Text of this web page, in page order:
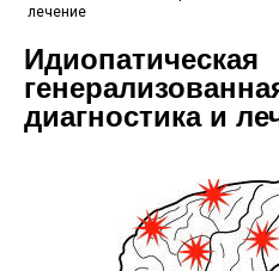
лечение
Идиопатическая
диагностика и